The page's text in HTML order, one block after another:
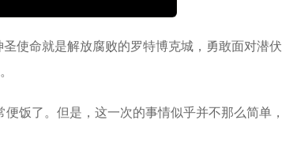
使命就是解放腐败的罗特博克城，勇敢面对潜伏
饭了。但是，这一次的事情似乎并不那么简单，